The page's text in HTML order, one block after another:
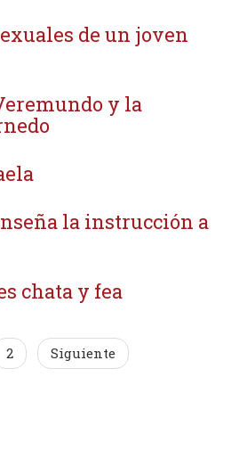
de un joven
y la
la instrucción a
chata y fea
2 Siguiente